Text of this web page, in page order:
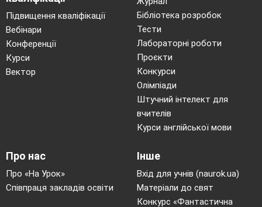
Підвищення кваліфікації
Вебінари
Конференції
Курси
Вектор
Бібліотека розробок
Тести
Лабораторні роботи
Проєкти
Конкурси
Олімпіади
Штучний інтелект для
вчителів
Курси англійської мови
Про нас
Про «На Урок»
Співпраця закладів освіти
Інше
Вхід для учнів (naurok.ua)
Матеріали до свят
Конкурс «Фантастична